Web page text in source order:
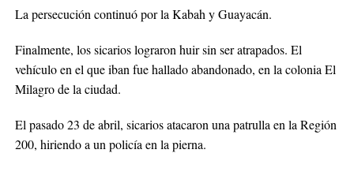
La persecución continuó por la Kabah y Guayacán.
Finalmente, los sicarios lograron huir sin ser atrapados. El
vehículo en el que iban fue hallado abandonado, en la colonia El
Milagro de la ciudad.
El pasado 23 de abril, sicarios atacaron una patrulla en la Región
200, hiriendo a un policía en la pierna.